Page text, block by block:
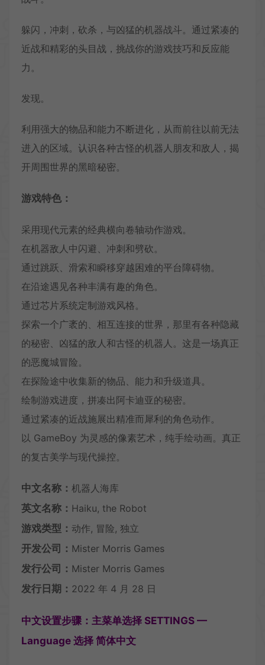
躲闪，冲刺，砍杀，与凶猛的机器战斗。通过紧凑的
近战和精彩的头目战，挑战你的游戏技巧和反应能
力。
发现。
利用强大的物品和能力不断进化，从而前往以前无法
进入的区域。认识各种古怪的机器人朋友和敌人，揭
开周围世界的黑暗秘密。
游戏特色：
采用现代元素的经典横向卷轴动作游戏。
在机器敌人中闪避、冲刺和劈砍。
通过跳跃、滑索和瞬移穿越困难的平台障碍物。
在沿途遇见各种丰满有趣的角色。
通过芯片系统定制游戏风格。
探索一个广袤的、相互连接的世界，那里有各种隐藏
的秘密、凶猛的敌人和古怪的机器人。这是一场真正
的恶魔城冒险。
在探险途中收集新的物品、能力和升级道具。
绘制游戏进度，拼凑出阿卡迪亚的秘密。
通过紧凑的近战施展出精准而犀利的角色动作。
以 GameBoy 为灵感的像素艺术，纯手绘动画。真正
的复古美学与现代操控。
中文名称： 机器人海库
英文名称： Haiku, the Robot
游戏类型： 动作, 冒险, 独立
开发公司： Mister Morris Games
发行公司： Mister Morris Games
发行日期： 2022 年 4 月 28 日
中文设置步骤：主菜单选择 SETTINGS —
Language 选择 简体中文